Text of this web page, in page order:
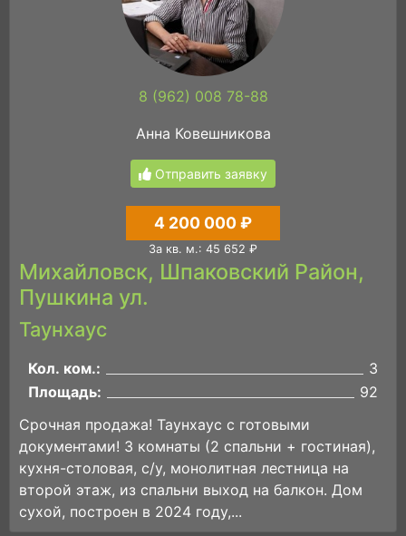
8 (962) 008 78-88
Анна Ковешникова
Отправить заявку
4 200 000 ₽
За кв. м.: 45 652 ₽
Михайловск, Шпаковский Район,
Пушкина ул.
Таунхаус
Кол. ком.:
3
Площадь:
92
Срочная продажа! Таунхаус с готовыми
документами! 3 комнаты (2 спальни + гостиная),
кухня-столовая, с/у, монолитная лестница на
второй этаж, из спальни выход на балкон. Дом
сухой, построен в 2024 году,...